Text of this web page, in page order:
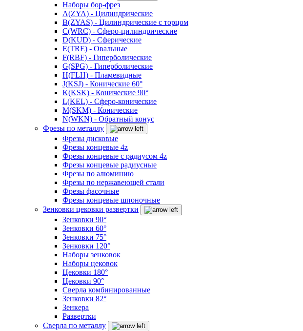
Наборы бор-фрез
A(ZYA) - Цилиндрические
B(ZYAS) - Цилиндрические с торцом
C(WRC) - Сферо-цилиндрические
D(KUD) - Сферические
E(TRE) - Овальные
F(RBF) - Гиперболические
G(SPG) - Гиперболические
H(FLH) - Пламевидные
J(KSJ) - Конические 60°
K(KSK) - Конические 90°
L(KEL) - Сферо-конические
M(SKM) - Конические
N(WKN) - Обратный конус
Фрезы по металлу
Фрезы дисковые
Фрезы концевые 4z
Фрезы концевые с радиусом 4z
Фрезы концевые радиусные
Фрезы по алюминию
Фрезы по нержавеющей стали
Фрезы фасочные
Фрезы концевые шпоночные
Зенковки цековки развертки
Зенковки 90°
Зенковки 60°
Зенковки 75°
Зенковки 120°
Наборы зенковок
Наборы цековок
Цековки 180°
Цековки 90°
Сверла комбинированные
Зенковки 82°
Зенкера
Развертки
Сверла по металлу